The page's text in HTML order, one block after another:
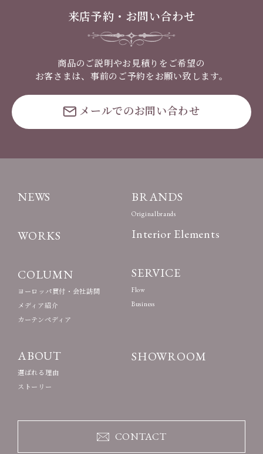
来店予約・お問い合わせ
商品のご説明やお見積りをご希望の
お客さまは、事前のご予約をお願い致します。
メールでのお問い合わせ
NEWS
WORKS
COLUMN
ヨーロッパ買付・会社訪問
メディア紹介
カーテンペディア
ABOUT
選ばれる理由
ストーリー
BRANDS
Originalbrands
Interior Elements
SERVICE
Flow
Business
SHOWROOM
CONTACT